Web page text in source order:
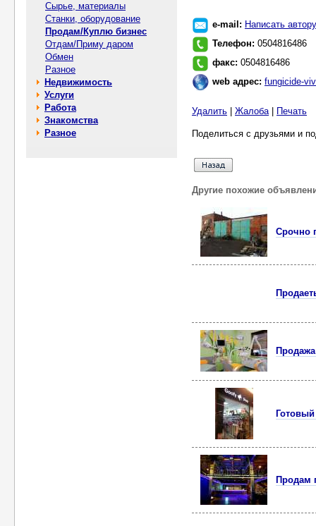
Сырье, материалы
Станки, оборудование
Продам/Куплю бизнес
Отдам/Приму даром
Обмен
Разное
Недвижимость
Услуги
Работа
Знакомства
Разное
e-mail: Написать автору
Телефон: 0504816486
факс: 0504816486
web адрес: fungicide-
Удалить Жалоба| Печать
Поделиться с друзьями и
Другие похожие
Срочно
Продам